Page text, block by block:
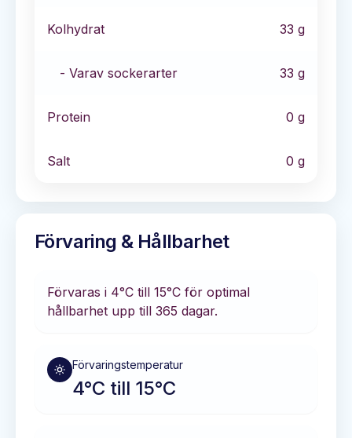
Kolhydrat 33 g
- Varav sockerarter 33 g
Protein 0 g
Salt 0 g
Förvaring & Hållbarhet
Förvaras i 4°C till 15°C för optimal
hållbarhet upp till 365 dagar.
Förvaringstemperatur
4°C till 15°C